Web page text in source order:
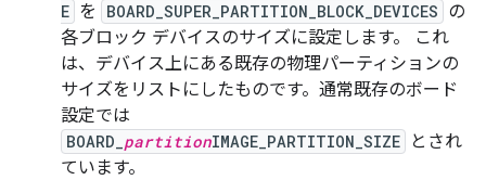
E を BOARD_SUPER_PARTITION_BLOCK_DEVICES の
各ブロック デバイスのサイズに設定します。 これ
は、デバイス上にある既存の物理パーティションの
サイズをリストにしたものです。通常既存のボード
設定では
BOARD_ partitionIMAGE_PARTITION_SIZE
とされ
ています。